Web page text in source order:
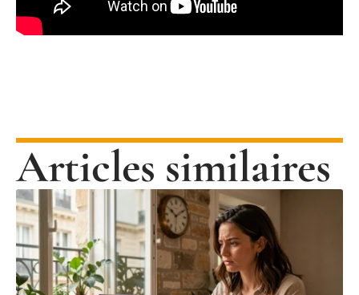
Articles similaires